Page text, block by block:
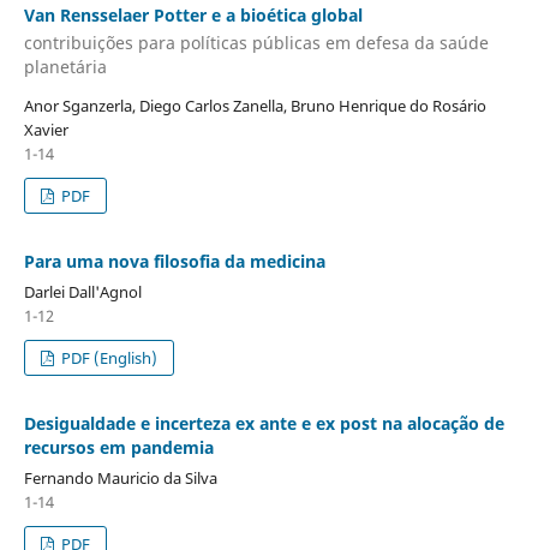
Van Rensselaer Potter e a bioética global
contribuições para políticas públicas em defesa da saúde
planetária
Anor Sganzerla, Diego Carlos Zanella, Bruno Henrique do Rosário
Xavier
1-14
PDF
Para uma nova filosofia da medicina
Darlei Dall'Agnol
1-12
PDF (English)
Desigualdade e incerteza ex ante e ex post na alocação de
recursos em pandemia
Fernando Mauricio da Silva
1-14
PDF